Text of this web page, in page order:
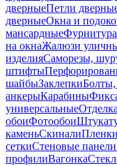
дверныеПетли
дверныеОкна и
мансардные
на окнаЖалюзи
изделияСаморезы,
штифты
шайбыЗаклепки
анкерыКарабины
универсальные
обоиФотообои
каменьСкинали
сеткиСтеновые панели
профилиВагонка